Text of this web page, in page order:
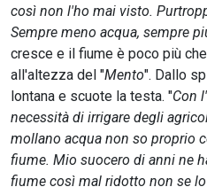
così non l'ho mai visto.
Sempre meno acqua, sempre
cresce e il fiume è poco più
all'altezza del "Mento". Dallo
lontana e scuote la testa. "Con
necessità di irrigare degli
mollano acqua non so proprio
fiume. Mio suocero di anni ne
fiume così mal ridotto non se